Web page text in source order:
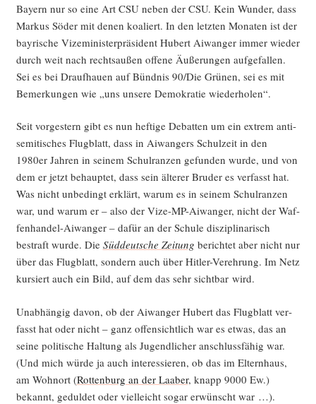
Bay­ern nur so eine Art CSU neben der CSU. Kein Wun­der, dass
Mar­kus Söder mit denen koaliert. In den letz­ten Mona­ten ist der
bay­ri­sche Vize­mi­nis­ter­prä­si­dent Hubert Aiwan­ger immer wie­der
durch weit nach rechts­au­ßen offe­ne Äuße­run­gen auf­ge­fal­len.
Sei es bei Drauf­hau­en auf Bünd­nis 90/Die Grü­nen, sei es mit
Bemer­kun­gen wie „uns unse­re Demo­kra­tie wiederholen“.
Seit vor­ges­tern gibt es nun hef­ti­ge Debat­ten um ein extrem anti­
se­mi­ti­sches Flug­blatt, dass in Aiwan­gers Schul­zeit in den
1980er Jah­ren in sei­nem Schul­ran­zen gefun­den wur­de, und von
dem er jetzt behaup­tet, dass sein älte­rer Bru­der es ver­fasst hat.
Was nicht unbe­dingt erklärt, war­um es in sei­nem Schul­ran­zen
war, und war­um er – also der Vize-MP-Aiwan­ger, nicht der Waf­
fen­han­del-Aiwan­ger – dafür an der Schu­le dis­zi­pli­na­risch
bestraft wur­de. Die Süd­deut­sche Zei­tung berich­tet aber nicht nur
über das Flug­blatt, son­dern auch über Hit­ler-Ver­eh­rung. Im Netz
kur­siert auch ein Bild, auf dem das sehr sicht­bar wird.
Unab­hän­gig davon, ob der Aiwan­ger Hubert das Flug­blatt ver­
fasst hat oder nicht – ganz offen­sicht­lich war es etwas, das an
sei­ne poli­ti­sche Hal­tung als Jugend­li­cher anschluss­fä­hig war.
(Und mich wür­de ja auch inter­es­sie­ren, ob das im Eltern­haus,
am Wohn­ort (Rot­ten­burg an der Laaber, knapp 9000 Ew.)
bekannt, gedul­det oder viel­leicht sogar erwünscht war …).